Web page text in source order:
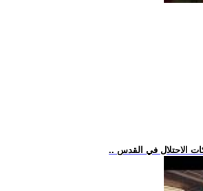
الاحتلال في القدس